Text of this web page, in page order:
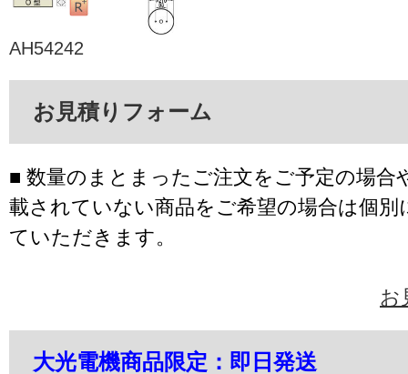
AH54242
お見積りフォーム
■ 数量のまとまったご注文をご予定の場合
載されていない商品をご希望の場合は個別
ていただきます。
お
大光電機商品限定：即日発送